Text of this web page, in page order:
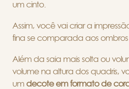
um cinto.
Assim, você vai criar a
fina se comparada aos ombros
Além da saia mais solta ou
volume na altura dos quadris,
um decote em formato de